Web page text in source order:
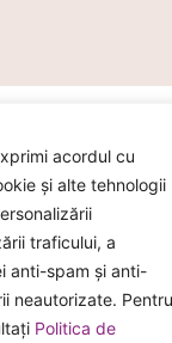
acordul cu
și alte tehnologii
traficului, a
anti-spam și anti-
neautorizate. Pentru
Politica de